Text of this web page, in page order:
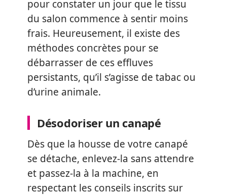
pour constater un jour que le tissu
du salon commence à sentir moins
frais. Heureusement, il existe des
méthodes concrètes pour se
débarrasser de ces effluves
persistants, qu’il s’agisse de tabac ou
d’urine animale.
Désodoriser un canapé
Dès que la housse de votre canapé
se détache, enlevez-la sans attendre
et passez-la à la machine, en
respectant les conseils inscrits sur